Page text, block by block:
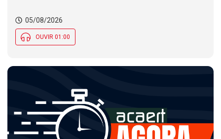
regionais
05/08/2026
OUVIR 01:00